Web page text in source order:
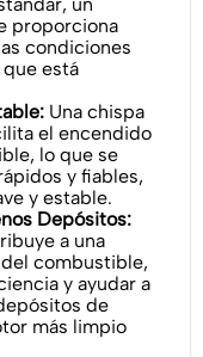
proporciona
condiciones
está
Una chispa
el encendido
lo que se
y fiables,
y estable.
Depósitos:
a una
combustible,
y ayudar a
de
más limpio